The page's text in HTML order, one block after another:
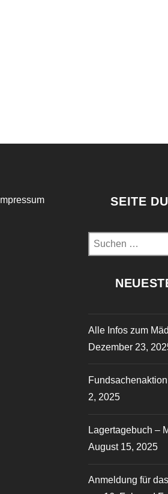
Impressum SEITE
Suchen
nach:
Alle Infos zum
Dezember 23,
2, 2025
Lagertagebuch –
August 15, 2025
Anmeldung für